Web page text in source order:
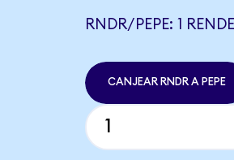
RNDR/PEPE: 1
CANJEAR RNDR A PEPE